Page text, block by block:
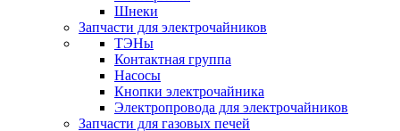
Шнеки
Запчасти для электрочайников
ТЭНы
Контактная группа
Насосы
Кнопки электрочайника
Электропровода для электрочайников
Запчасти для газовых печей